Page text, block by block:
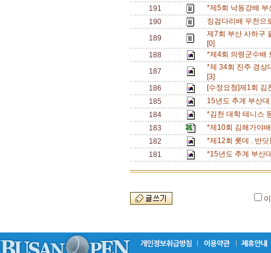
191
*제5회 낙동강배
190
징검다리배 우천
189
제7회 부산 사하구
[0]
188
*제4회 의령군수배
187
*제 34회 진주 경상
[3]
186
[수정요청]제1회
185
15년도 추계 부산
184
*김천 대학 테니스
183
*제10회 김해가야
182
*제12회 롯데 . 반
181
*15년도 추계 부산